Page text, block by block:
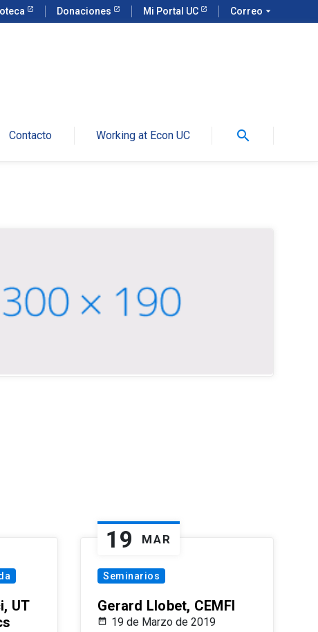
Donaciones Mi Portal UC Correo arrow_drop_down
Contacto Working at Econ UC search
UT
19 MAR
Seminarios
Gerard Llobet, CEMFI
19 de Marzo de 2019